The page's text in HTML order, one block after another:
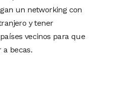
un networking con
y tener
vecinos para que
a becas.